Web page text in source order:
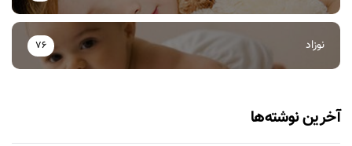
نوزاد 76
آخرین نوشته‌ها